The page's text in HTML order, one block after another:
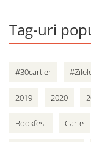
Tag-uri
#30cartier
2019 2020
Bookfest Carte